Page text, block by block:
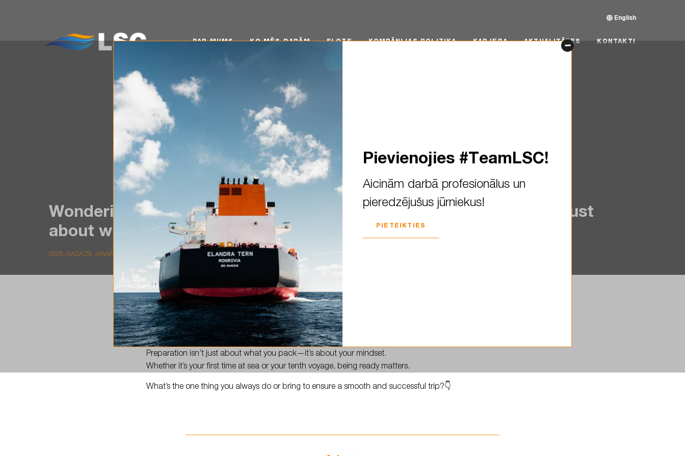
English
PAR MUMS KO MĒS DARĀM FLOTE KOMPĀNIJAS POLITIKA KARJERA AKTUALITĀTES KONTAKTI
Wondering what’s essential before heading out? Preparation isn’t just
about what you pack—it’s about…
2025. GADA 29. JANVĀRIS
Wondering what’s essential before heading out? 🌊⚓
Preparation isn’t just about what you pack—it’s about your mindset.
Whether it’s your first time at sea or your tenth voyage, being ready matters.
What’s the one thing you always do or bring to ensure a smooth and successful trip?👇
Pievienojies #TeamLSC!
Aicinām darbā profesionālus un
pieredzējušus jūrniekus!
PIETEIKTIES